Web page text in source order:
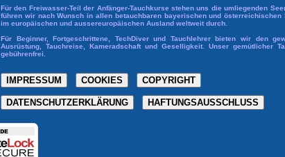
Für den Freiwasser-Teil der Anfänger-Tauchkurse stehen uns die umliegenden
führen wir nach Wunsch in allen betauchbaren bayerischen und österreichischen
im europäischen und aussereuropäischen Ausland weltweit durch.
Für Beginner, Fortgeschrittene, TechDiver und Tauchlehrer bieten wir den
Ausrüstung, Tauchreise, Kameradschaft und Geselligkeit. Unser gemütlicher
gebührenfrei.
IMPRESSUM COOKIES COPYRIGHT
DATENSCHUTZERKLÄRUNG HAFTUNGSAUSSCHLUSS